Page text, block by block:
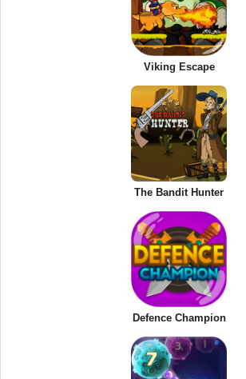
Viking Escape
The Bandit Hunter
Defence Champion